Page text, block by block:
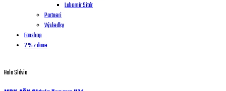
Lubomír Sitár
Partneri
Výsledky
Fanshop
2 % z dane
Hala Slávia